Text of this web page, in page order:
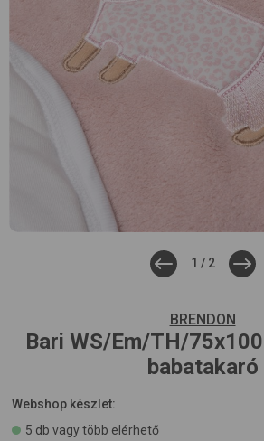
1 / 2
BRENDON
Bari WS/Em/TH/75x100
babatakaró
Webshop készlet:
5 db vagy több elérhető